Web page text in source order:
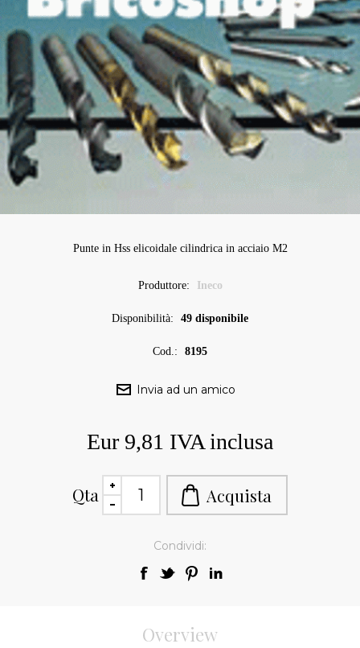
Punte in Hss elicoidale cilindrica in acciaio M2
Produttore: Ineco
Disponibilità: 49 disponibile
Cod.: 8195
Eur 9,81 IVA inclusa
Qta
Condividi:
Overview